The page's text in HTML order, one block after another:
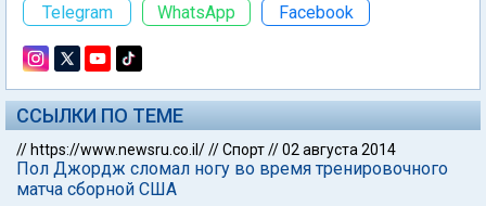
Telegram
WhatsApp Facebook
ССЫЛКИ ПО ТЕМЕ
// https://www.newsru.co.il///Спорт//02 августа 2014
Пол Джордж сломал ногу во время тренировочного
матча сборной США